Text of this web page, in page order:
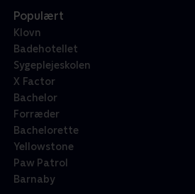
Populært
Klovn
Badehotellet
Sygeplejeskolen
X Factor
Bachelor
Forræder
Bachelorette
Yellowstone
Paw Patrol
Barnaby